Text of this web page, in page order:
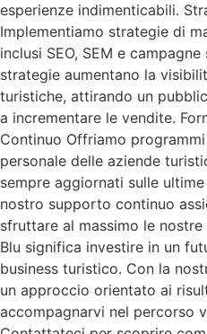
esperienze indimenticabili.
Implementiamo strategie di
inclusi SEO, SEM e
strategie aumentano la
turistiche, attirando un
a incrementare le vendite.
Continuo Offriamo
personale delle aziende
sempre aggiornati sulle
nostro supporto continuo
sfruttare al massimo le
Blu significa investire in un
business turistico. Con la
un approccio orientato ai
accompagnarvi nel percorso